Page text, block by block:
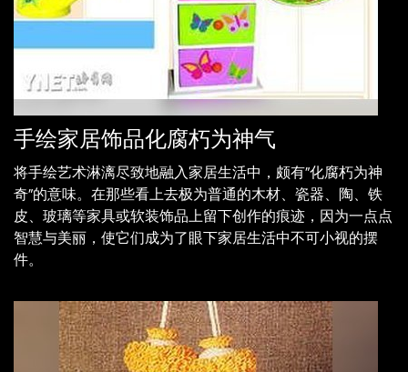
手绘家居饰品化腐朽为神气
将手绘艺术淋漓尽致地融入家居生活中，颇有“化腐朽为神
奇”的意味。在那些看上去极为普通的木材、瓷器、陶、铁
皮、玻璃等家具或软装饰品上留下创作的痕迹，因为一点点
智慧与美丽，使它们成为了眼下家居生活中不可小视的摆
件。